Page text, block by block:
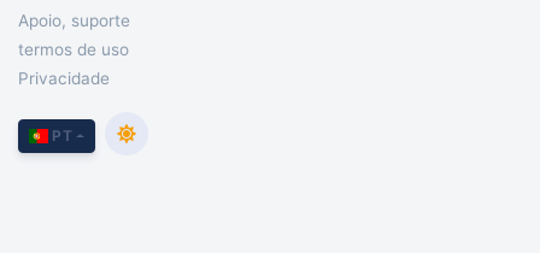
Apoio, suporte
termos de uso
Privacidade
PT